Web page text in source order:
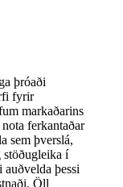
þróaði
fyrir
markaðarins
ferkantaðar
sem þverslá,
stöðugleika í
þessi
Öll